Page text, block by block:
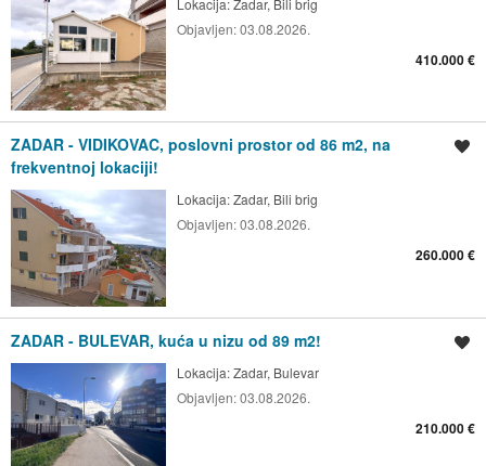
Objavljen:03.08.2026.
410.000 €
ZADAR - VIDIKOVAC, poslovni prostor od 86 m2, na
frekventnoj lokaciji!
Lokacija:Zadar, Bili brig
Objavljen:03.08.2026.
260.000 €
ZADAR - BULEVAR, kuća u nizu od 89 m2!
Lokacija:Zadar, Bulevar
Objavljen:03.08.2026.
210.000 €